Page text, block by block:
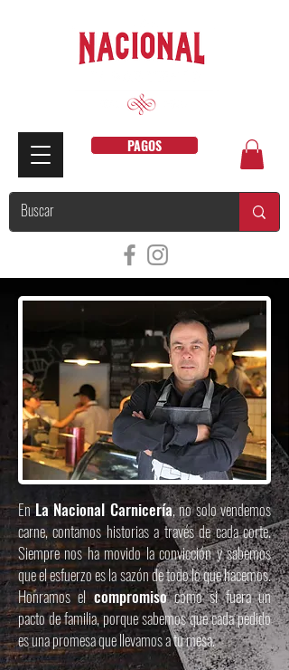
PAGOS
EnLa Nacional Carnicería, no solo vendemos
carne, contamos historias a través de cada corte.
Siempre nos ha movido la convicción y sabemos
que el esfuerzo es la sazón de todo lo que hacemos.
Honramos elcompromisocomo si fuera un
pacto de familia, porque sabemos que cada pedido
es una promesa que llevamos a tu mesa.